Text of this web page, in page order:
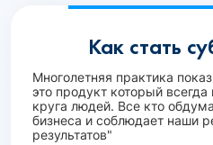
Как стать
Многолетняя практика
это продукт который
круга людей. Все кто
бизнеса и соблюдает наши
результатов"